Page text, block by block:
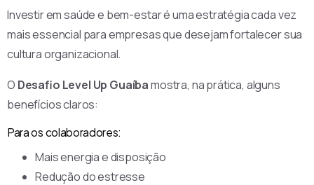
Investir em saúde e bem-estar é uma estratégia cada vez
mais essencial para empresas que desejam fortalecer sua
cultura organizacional.
O Desafio Level Up Guaíbamostra, na prática, alguns
benefícios claros:
Para os colaboradores:
Mais energia e disposição
Redução do estresse